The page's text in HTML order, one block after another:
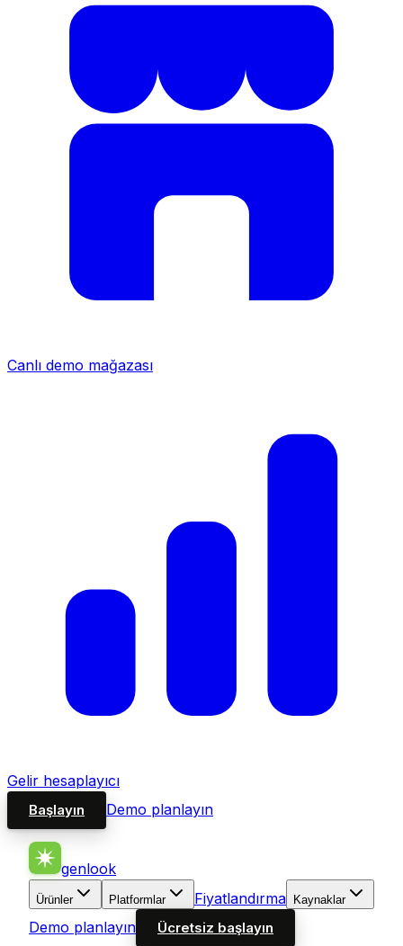
Canlı demo mağazası
Gelir hesaplayıcı
Başlayın Demo planlayın
genlook
Ürünler Platformlar Fiyatlandırma Kaynaklar
Demo planlayın Ücretsiz başlayın